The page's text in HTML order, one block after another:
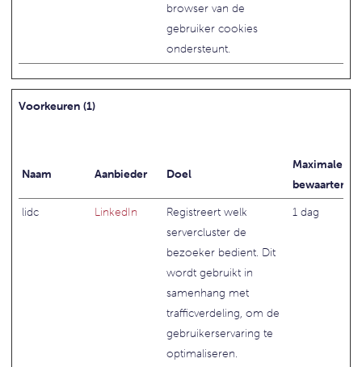
browser van de
gebruiker cookies
ondersteunt.
Voorkeuren (1)
Naam Aanbieder Doel
Maximale
lidc
LinkedIn
Registreert welk
servercluster de
bezoeker bedient. Dit
wordt gebruikt in
samenhang met
trafficverdeling, om de
gebruikerservaring te
optimaliseren.
1 dag